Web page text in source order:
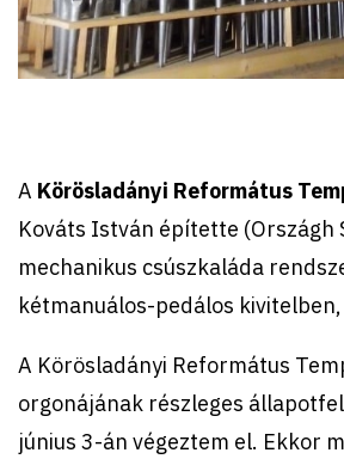
A Körösladányi Református
Kováts István építette (Országh
mechanikus csúszkaláda
kétmanuálos-pedálos
A Körösladányi Református
orgonájának részleges
június 3-án végeztem el. Ekkor